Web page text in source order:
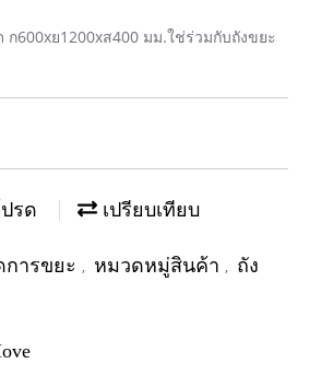
600xย1200xส400 มม.ใช่ร่วมกับถังขยะ
รด เปรียบเทียบ
การขยะ , หมวดหมู่สินค้า , ถัง